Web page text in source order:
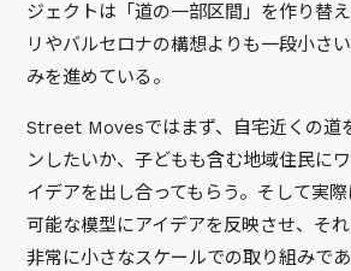
ジェクトは「道の一部区間」を作り替
リやバルセロナの構想よりも一段小さ
みを進めている。
Street Movesではまず、自宅近くの道
ンしたいか、子どもも含む地域住民に
イデアを出し合ってもらう。そして実
可能な模型にアイデアを反映させ、それ
非常に小さなスケールでの取り組みで